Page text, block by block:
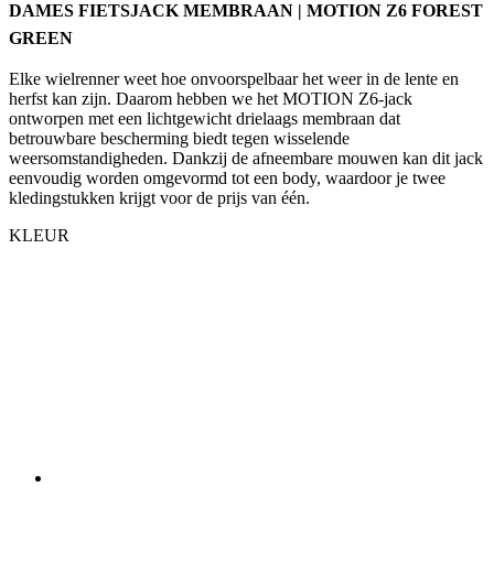
DAMES FIETSJACK MEMBRAAN | MOTION Z6 FOREST
GREEN
Elke wielrenner weet hoe onvoorspelbaar het weer in de lente en
herfst kan zijn. Daarom hebben we het MOTION Z6-jack
ontworpen met een lichtgewicht drielaags membraan dat
betrouwbare bescherming biedt tegen wisselende
weersomstandigheden. Dankzij de afneembare mouwen kan dit jack
eenvoudig worden omgevormd tot een body, waardoor je twee
kledingstukken krijgt voor de prijs van één.
KLEUR